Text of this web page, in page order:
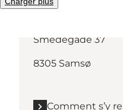
Smedegade 37
8305 Samsø
Comment s’y